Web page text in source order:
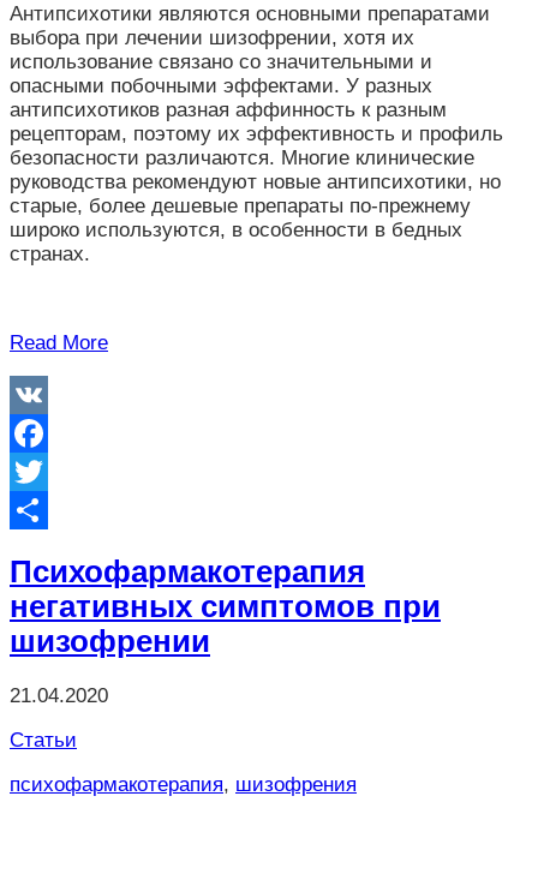
Антипсихотики являются основными препаратами
выбора при лечении шизофрении, хотя их
использование связано со значительными и
опасными побочными эффектами. У разных
антипсихотиков разная аффинность к разным
рецепторам, поэтому их эффективность и профиль
безопасности различаются. Многие клинические
руководства рекомендуют новые антипсихотики, но
старые, более дешевые препараты по-прежнему
широко используются, в особенности в бедных
странах.
Read More
VK
Facebook
Twitter
Психофармакотерапия
негативных симптомов при
шизофрении
21.04.2020
Статьи
психофармакотерапия, шизофрения